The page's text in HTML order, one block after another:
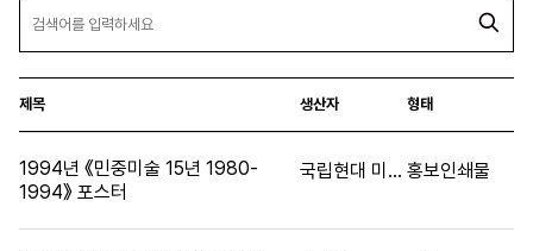
제목 생산자 형태
1994년 《민중미술 15년 1980-
1994》 포스터
국립현대 미술관 홍보인쇄물